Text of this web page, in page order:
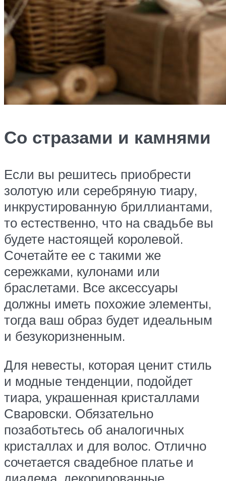
Со стразами и камнями
Если вы решитесь приобрести
золотую или серебряную тиару,
инкрустированную бриллиантами,
то естественно, что на свадьбе вы
будете настоящей королевой.
Сочетайте ее с такими же
сережками, кулонами или
браслетами. Все аксессуары
должны иметь похожие элементы,
тогда ваш образ будет идеальным
и безукоризненным.
Для невесты, которая ценит стиль
и модные тенденции, подойдет
тиара, украшенная кристаллами
Сваровски. Обязательно
позаботьтесь об аналогичных
кристаллах и для волос. Отлично
сочетается свадебное платье и